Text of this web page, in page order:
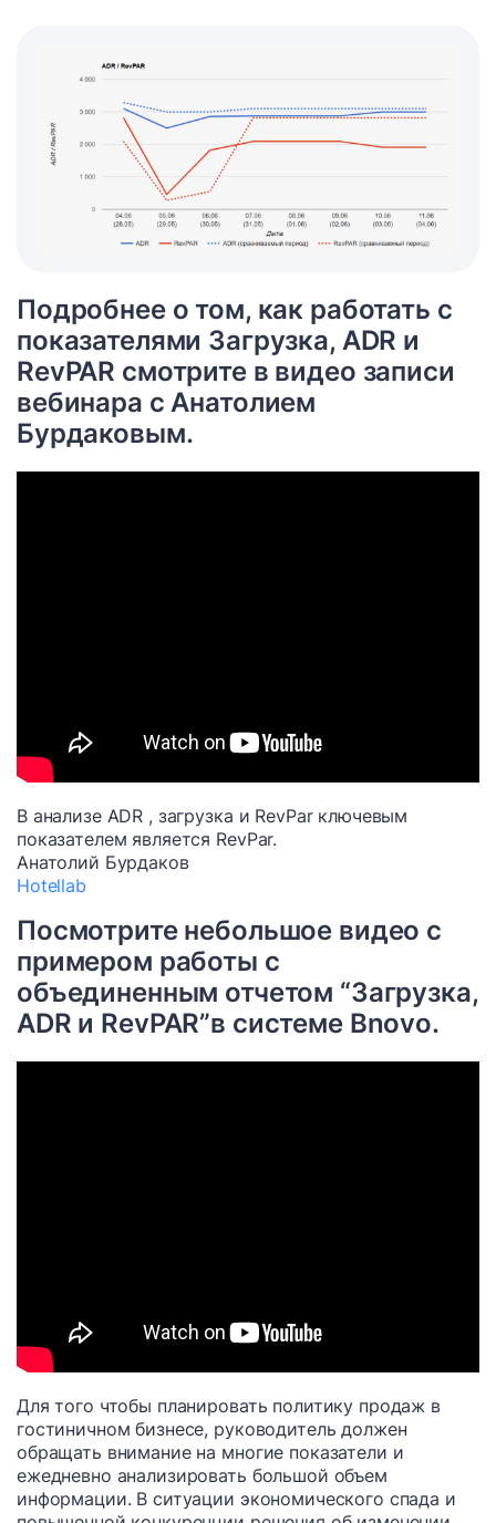
Подробнее о том, как работать с
показателями Загрузка, ADR и
RevPAR смотрите в видео записи
вебинара с Анатолием
Бурдаковым.
В анализе ADR , загрузка и RevPar ключевым
показателем является RevPar.
Анатолий Бурдаков
Hotellab
Посмотрите небольшое видео с
примером работы с
объединенным отчетом “Загрузка,
ADR и RevPAR”в системе Bnovo.
Для того чтобы планировать политику продаж в
гостиничном бизнесе, руководитель должен
обращать внимание на многие показатели и
ежедневно анализировать большой объем
информации. В ситуации экономического спада и